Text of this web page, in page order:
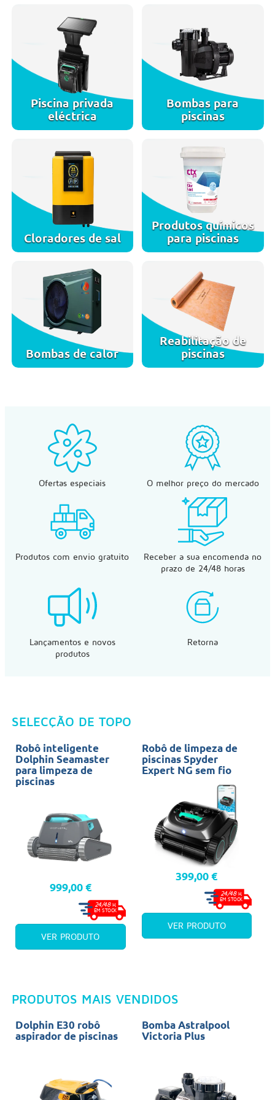
Piscina privada
eléctrica
Bombas para
piscinas
Cloradores de sal
Produtos químicos
para piscinas
Bombas de calor
Reabilitação de
piscinas
Ofertas especiais O melhor preço do mercado
Produtos com envio gratuito
Receber a sua encomenda no
prazo de 24/48 horas
Lançamentos e novos
produtos
Retorna
SELECÇÃO DE TOPO
Robô inteligente
Dolphin Seamaster
para limpeza de
piscinas
999,00 €
24/48 H.
EM STOCK
VER PRODUTO
Robô de limpeza de
piscinas Spyder
Expert NG sem fio
399,00 €
24/48 H.
EM STOCK
VER PRODUTO
PRODUTOS MAIS VENDIDOS
Dolphin E30 robô
aspirador de piscinas
Bomba Astralpool
Victoria Plus